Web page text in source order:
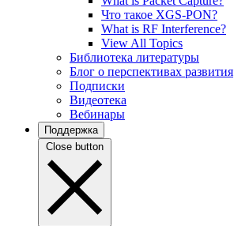
Что такое XGS-PON?
What is RF Interference?
View All Topics
Библиотека литературы
Блог о перспективах развития
Подписки
Видеотека
Вебинары
Поддержка
Close button